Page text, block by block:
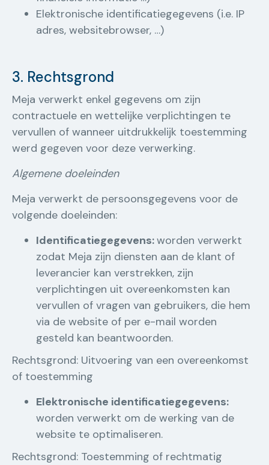
Elektronische identificatiegegevens (i.e. IP
adres, websitebrowser, …)
3. Rechtsgrond
Meja verwerkt enkel gegevens om zijn
contractuele en wettelijke verplichtingen te
vervullen of wanneer uitdrukkelijk toestemming
werd gegeven voor deze verwerking.
Algemene doeleinden
Meja verwerkt de persoonsgegevens voor de
volgende doeleinden:
Identificatiegegevens:worden verwerkt
zodat Meja zijn diensten aan de klant of
leverancier kan verstrekken, zijn
verplichtingen uit overeenkomsten kan
vervullen of vragen van gebruikers, die hem
via de website of per e-mail worden
gesteld kan beantwoorden.
Rechtsgrond: Uitvoering van een overeenkomst
of toestemming
Elektronische identificatiegegevens:
worden verwerkt om de werking van de
website te optimaliseren.
Rechtsgrond: Toestemming of rechtmatig